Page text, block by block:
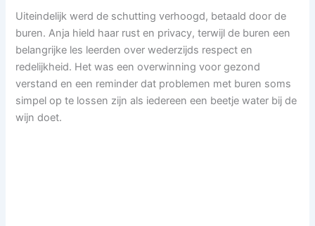
Uiteindelijk werd de schutting verhoogd, betaald door de
buren. Anja hield haar rust en privacy, terwijl de buren een
belangrijke les leerden over wederzijds respect en
redelijkheid. Het was een overwinning voor gezond
verstand en een reminder dat problemen met buren soms
simpel op te lossen zijn als iedereen een beetje water bij de
wijn doet.